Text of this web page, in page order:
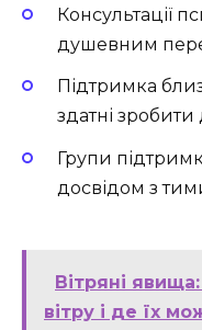
Консультації
душевним
Підтримка
здатні зробити
Групи
досвідом з
Вітряні
вітру і де їх